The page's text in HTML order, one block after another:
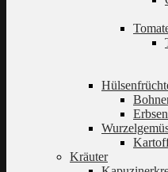
Erbsen
Kräuter